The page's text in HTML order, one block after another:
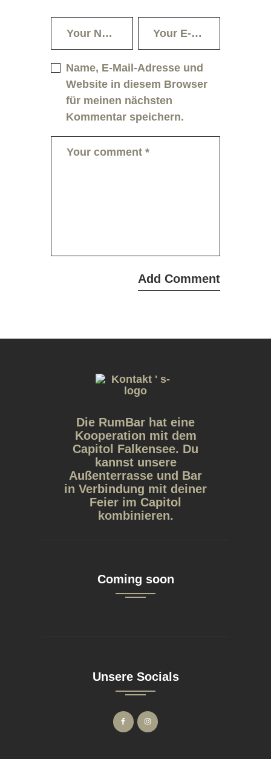
Name, E-Mail-Adresse und
Website in diesem Browser
für meinen nächsten
Kommentar speichern.
Die RumBar hat eine
Kooperation mit dem
Capitol Falkensee. Du
kannst unsere
Außenterrasse und Bar
in Verbindung mit deiner
Feier im Capitol
kombinieren.
Coming soon
Unsere Socials